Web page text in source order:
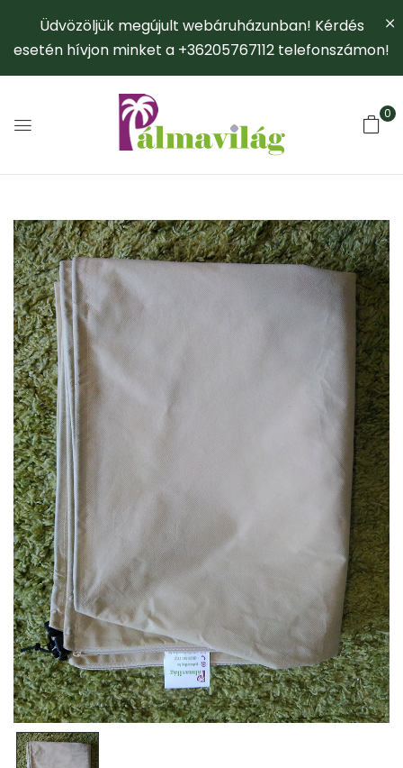
Üdvözöljük megújult webáruházunban! Kérdés
esetén hívjon minket a +36205767112 telefonszámon!
0